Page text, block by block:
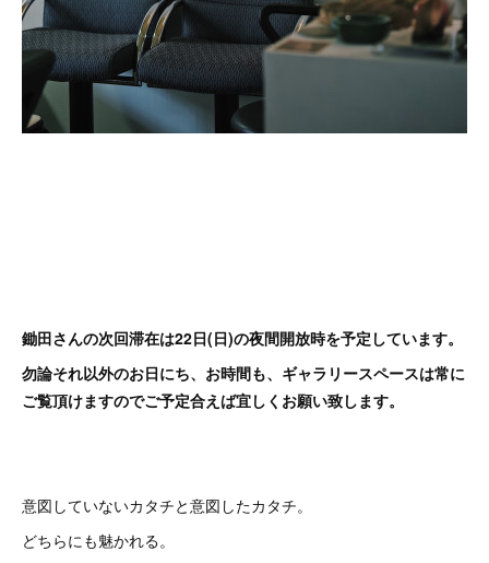
鋤田さんの次回滞在は22日(日)の夜間開放時を予定しています。
勿論それ以外のお日にち、お時間も、ギャラリースペースは常に
ご覧頂けますのでご予定合えば宜しくお願い致します。
意図していないカタチと意図したカタチ。
どちらにも魅かれる。